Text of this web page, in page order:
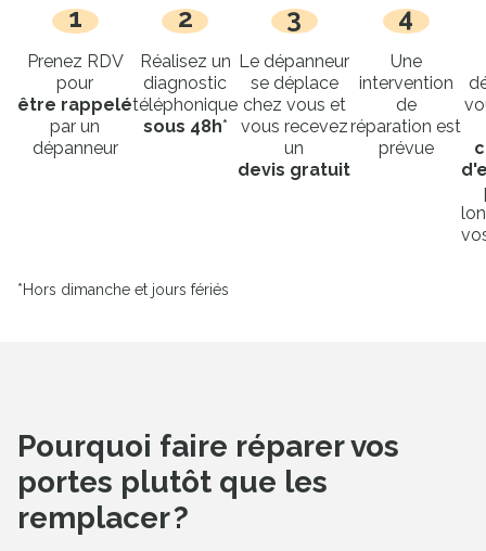
1
Prenez RDV
pour
être rappelé
par un
dépanneur
2
Réalisez un
diagnostic
téléphonique
sous 48h*
3
Le dépanneur
se déplace
chez vous et
vous recevez
un
devis gratuit
4
Une
intervention
de
réparation est
prévue
*Hors dimanche et jours fériés
Pourquoi faire réparer vos
portes plutôt que les
remplacer ?